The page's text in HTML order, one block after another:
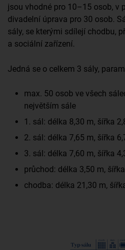
jsou vhodné pro 10–15 osob, v
divadelní úprava pro 30 osob.
sály, se kterými sdílejí chodbu,
a sociální zařízení.
Jedná se o celkem 3 sály,
max. 50 osob ve všech
největším sále
1. sál: délka 8,30 m, šířka
2. sál: délka 7,65 m, šířka
3. sál: délka 7,60 m, šířka
průchod: délka 3,50 m,
chodba: délka 21,30 m,